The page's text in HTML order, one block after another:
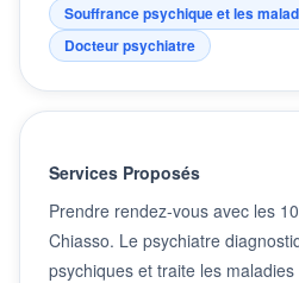
Souffrance psychique et les
Docteur psychiatre
Services Proposés
Prendre rendez-vous avec les
Chiasso. Le psychiatre
psychiques et traite les maladies